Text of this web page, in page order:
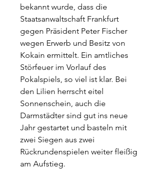
bekannt wurde, dass die
Staatsanwaltschaft Frankfurt
gegen Präsident Peter Fischer
wegen Erwerb und Besitz von
Kokain ermittelt. Ein amtliches
Störfeuer im Vorlauf des
Pokalspiels, so viel ist klar. Bei
den Lilien herrscht eitel
Sonnenschein, auch die
Darmstädter sind gut ins neue
Jahr gestartet und basteln mit
zwei Siegen aus zwei
Rückrundenspielen weiter fleißig
am Aufstieg.